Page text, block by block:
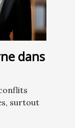
dans
surtout